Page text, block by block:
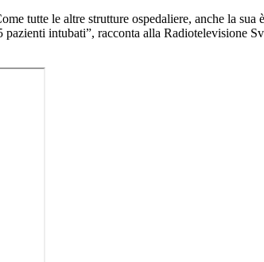
tutte le altre strutture ospedaliere, anche la
intubati”, racconta alla Radiotelevisione